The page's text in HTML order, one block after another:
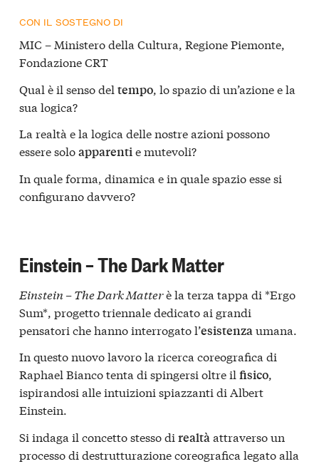
CON IL SOSTEGNO DI
MIC – Ministero della Cultura, Regione Piemonte,
Fondazione CRT
Qual è il senso del tempo, lo spazio di un’azione e la
sua logica?
La realtà e la logica delle nostre azioni possono
essere soloapparentie mutevoli?
In quale forma, dinamica e in quale spazio esse si
configurano davvero?
Einstein – The Dark Matter
Einstein – The Dark Matterè la terza tappa di *Ergo
Sum*, progetto triennale dedicato ai grandi
pensatori che hanno interrogato l’esistenzaumana.
In questo nuovo lavoro la ricerca coreografica di
Raphael Bianco tenta di spingersi oltre il fisico,
ispirandosi alle intuizioni spiazzanti di Albert
Einstein.
Si indaga il concetto stesso di realtàattraverso un
processo di destrutturazione coreografica legato alla